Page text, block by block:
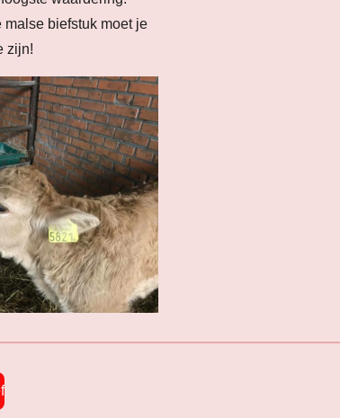
malse biefstuk moet je
zijn!